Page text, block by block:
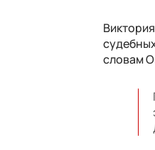
словам